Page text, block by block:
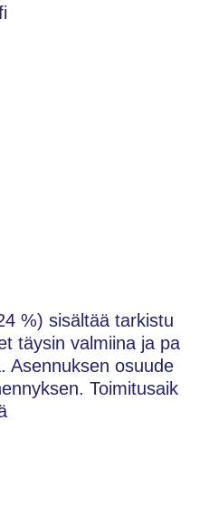
%) sisältää tarkistu
täysin valmiina ja pa
Asennuksen osuude
Toimitusaik